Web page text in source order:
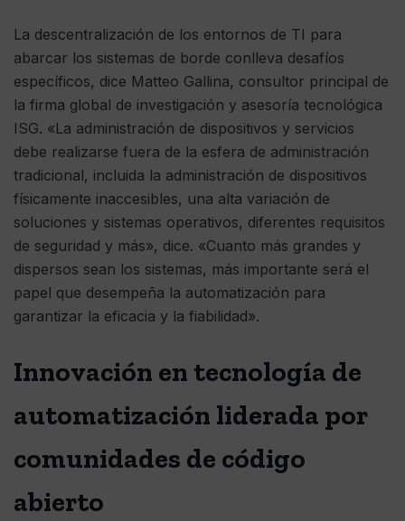
La descentralización de los entornos de TI para
abarcar los sistemas de borde conlleva desafíos
específicos, dice Matteo Gallina, consultor principal de
la firma global de investigación y asesoría tecnológica
ISG. «La administración de dispositivos y servicios
debe realizarse fuera de la esfera de administración
tradicional, incluida la administración de dispositivos
físicamente inaccesibles, una alta variación de
soluciones y sistemas operativos, diferentes requisitos
de seguridad y más», dice. «Cuanto más grandes y
dispersos sean los sistemas, más importante será el
papel que desempeña la automatización para
garantizar la eficacia y la fiabilidad».
Innovación en tecnología de
automatización liderada por
comunidades de código
abierto